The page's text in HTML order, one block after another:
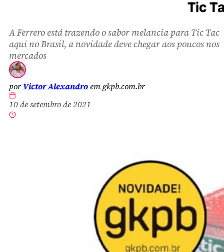
Tic
A Ferrero está trazendo o sabor melancia para Tic Tac
aqui no Brasil, a novidade deve chegar aos poucos nos
mercados
por Victor Alexandroem gkpb.com.br
10 de setembro de 2021